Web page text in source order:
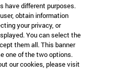
Varios artistas
have different purposes.
obtain information
your privacy, or
You can select the
them all. This banner
one of the two options.
our cookies, please visit